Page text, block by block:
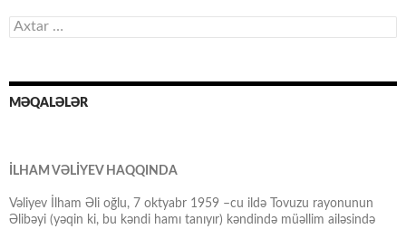
Axtarış:
MƏQALƏLƏR
İLHAM VƏLİYEV HAQQINDA
Vəliyev İlham Əli oğlu, 7 oktyabr 1959 –cu ildə Tovuzu rayonunun
Əlibəyi (yəqin ki, bu kəndi hamı tanıyır) kəndində müəllim ailəsində